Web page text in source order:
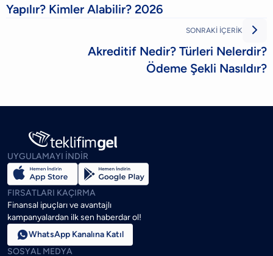
Yapılır? Kimler Alabilir? 2026
SONRAKİ İÇERİK 
Akreditif Nedir? Türleri Nelerdir?
Ödeme Şekli Nasıldır?
UYGULAMAYI İNDİR
FIRSATLARI KAÇIRMA
Finansal ipuçları ve avantajlı
kampanyalardan ilk sen haberdar ol!
WhatsApp Kanalına Katıl
SOSYAL MEDYA